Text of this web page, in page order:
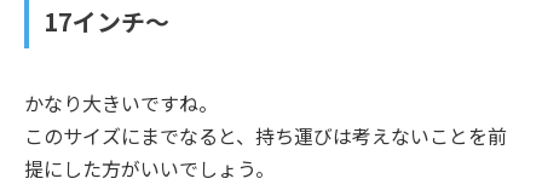
17インチ～
かなり大きいですね。
このサイズにまでなると、持ち運びは考えないことを前
提にした方がいいでしょう。